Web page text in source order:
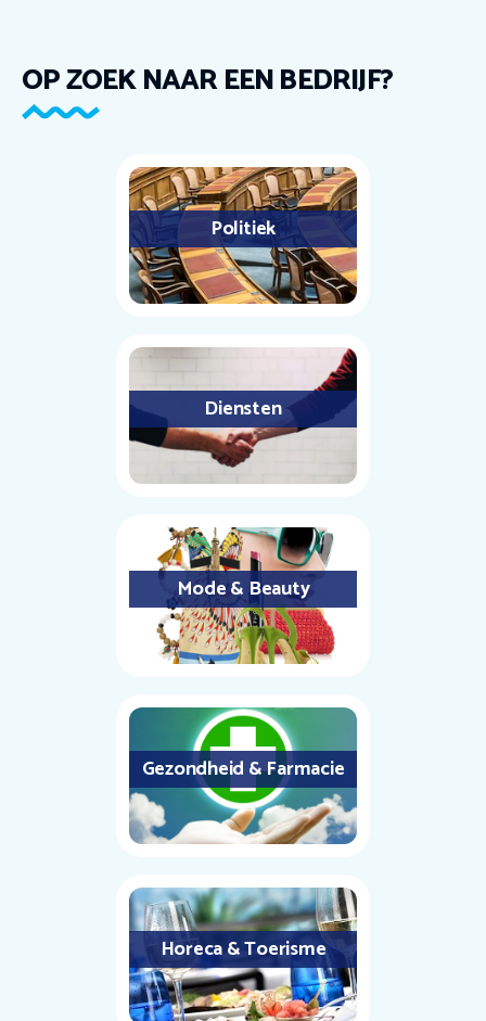
OP ZOEK NAAR EEN BEDRIJF?
Politiek
Diensten
Mode & Beauty
Gezondheid & Farmacie
Horeca & Toerisme